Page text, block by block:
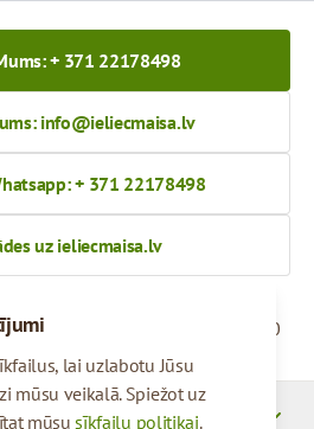
lai uzlabotu Jūsu
mūsu veikalā. Spiežot uz
mūsusīkfailu politikai.
+ 371 22178498
info@ieliecmaisa.lv
+ 371 22178498
uz ieliecmaisa.lv
09:00 - 17:00